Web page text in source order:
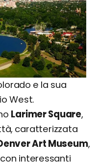
e la sua
West.
Larimer Square,
caratterizzata
Art Museum,
interessanti